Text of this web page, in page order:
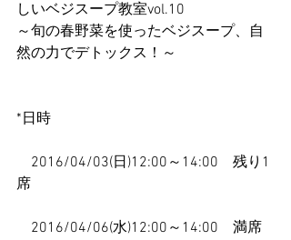
しいベジスープ教室vol.10
～旬の春野菜を使ったベジスープ、自
然の力でデトックス！～
*日時
2016/04/03(日)12:00～14:00　残り1
席
2016/04/06(水)12:00～14:00　満席